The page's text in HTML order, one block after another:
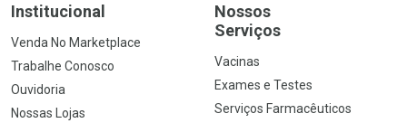
Institucional
Venda No Marketplace
Trabalhe Conosco
Ouvidoria
Nossas Lojas
Nossos
Serviços
Vacinas
Exames e Testes
Serviços Farmacêuticos